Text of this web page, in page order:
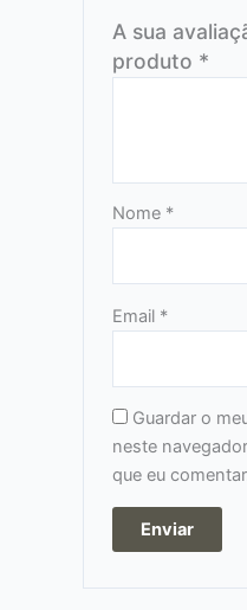
A sua
produto *
Nome *
Email *
Guardar o
neste
que eu